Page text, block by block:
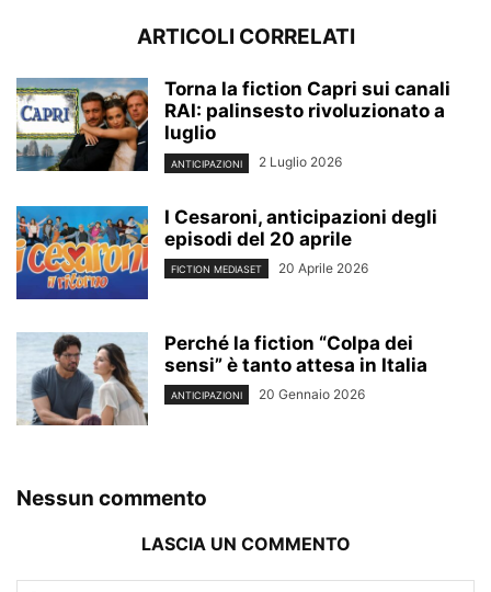
ARTICOLI CORRELATI
Torna la fiction Capri sui canali
RAI: palinsesto rivoluzionato a
luglio
ANTICIPAZIONI 2 Luglio 2026
I Cesaroni, anticipazioni degli
episodi del 20 aprile
FICTION MEDIASET 20 Aprile 2026
Perché la fiction “Colpa dei
sensi” è tanto attesa in Italia
ANTICIPAZIONI 20 Gennaio 2026
Nessun commento
LASCIA UN COMMENTO